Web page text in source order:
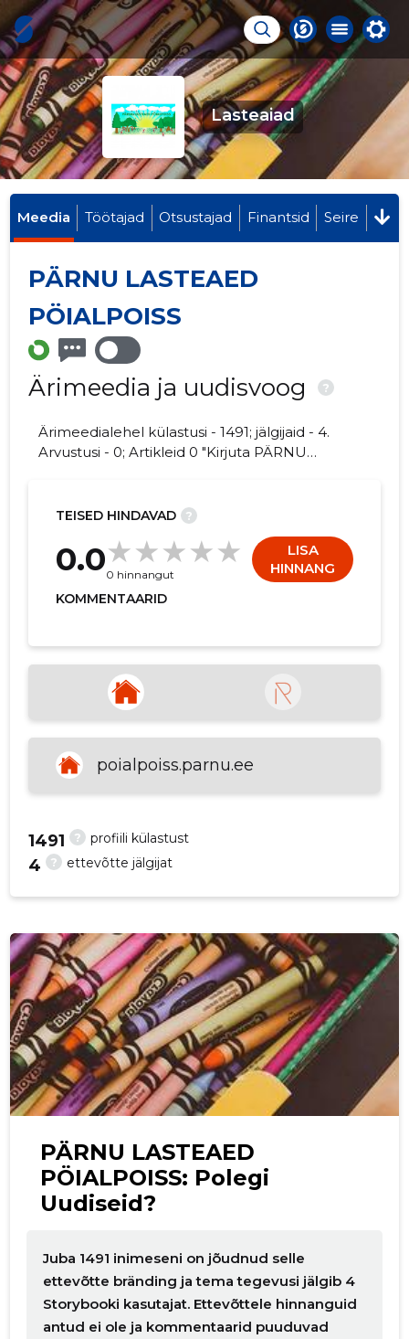
Lasteaiad
Meedia Töötajad Otsustajad Finantsid Seire
PÄRNU LASTEAED
PÖIALPOISS
Ärimeedia ja uudisvoog ?
Ärimeedialehel külastusi - 1491; jälgijaid - 4.
Arvustusi - 0; Artikleid 0 "Kirjuta PÄRNU
TEISED HINDAVAD ?
0.00 hinnangut
LISA
HINNANG
KOMMENTAARID
poialpoiss.parnu.ee
? profiili külastust
1491
? ettevõtte jälgijat
4
PÄRNU LASTEAED
PÖIALPOISS: Polegi
Uudiseid?
Juba 1491 inimeseni on jõudnud selle
ettevõtte bränding ja tema tegevusi jälgib 4
Storybooki kasutajat. Ettevõttele hinnanguid
antud ei ole ja kommentaarid puuduvad